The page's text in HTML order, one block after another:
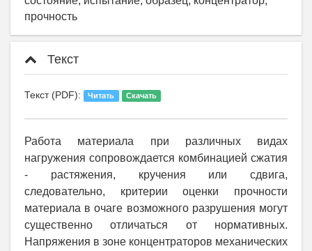
прочность
Текст
Текст (PDF): Читать Скачать
Работа материала при различных видах
нагружения сопровождается комбинацией сжатия
- растяжения, кручения или сдвига,
следовательно, критерии оценки прочности
материала в очаге возможного разрушения могут
существенно отличаться от нормативных.
Напряжения в зоне концентраторов механических